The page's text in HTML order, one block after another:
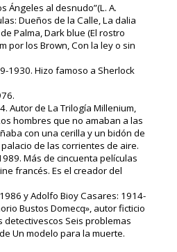
Ángeles al desnudo”(L. A.
Dueños de la Calle, La dalia
Palma, Dark blue (El rostro
por los Brown, Con la ley o sin
1930. Hizo famoso a Sherlock
Autor de La Trilogía Millenium,
hombres que no amaban a las
con una cerilla y un bidón de
de las corrientes de aire.
Más de cincuenta películas
francés. Es el creador del
y Adolfo Bioy Casares: 1914-
Bustos Domecq», autor ficticio
detectivescos Seis problemas
Un modelo para la muerte.